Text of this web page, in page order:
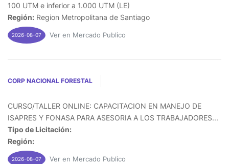
100 UTM e inferior a 1.000 UTM (LE)
Región: Region Metropolitana de Santiago
2026-08-07 Ver en Mercado Publico
CORP NACIONAL FORESTAL
CURSO/TALLER ONLINE: CAPACITACION EN MANEJO DE
ISAPRES Y FONASA PARA ASESORIA A LOS TRABAJADORES...
Tipo de Licitación:
Región:
2026-08-07 Ver en Mercado Publico